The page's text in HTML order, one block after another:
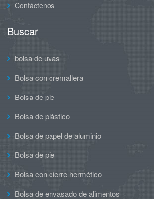
Contáctenos
Buscar
bolsa de uvas
Bolsa con cremallera
Bolsa de pie
Bolsa de plástico
Bolsa de papel de aluminio
Bolsa de pie
Bolsa con cierre hermético
Bolsa de envasado de alimentos